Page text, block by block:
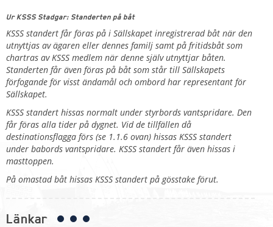
Ur KSSS Stadgar: Standerten på båt
KSSS standert får föras på i Sällskapet inregistrerad båt när den
utnyttjas av ägaren eller dennes familj samt på fritidsbåt som
chartras av KSSS medlem när denne själv utnyttjar båten.
Standerten får även föras på båt som står till Sällskapets
förfogande för visst ändamål och ombord har representant för
Sällskapet.
KSSS standert hissas normalt under styrbords vantspridare. Den
får föras alla tider på dygnet. Vid de tillfällen då
destinationsflagga förs (se 1.1.6 ovan) hissas KSSS standert
under babords vantspridare. KSSS standert får även hissas i
masttoppen.
På omastad båt hissas KSSS standert på gösstake förut.
Länkar